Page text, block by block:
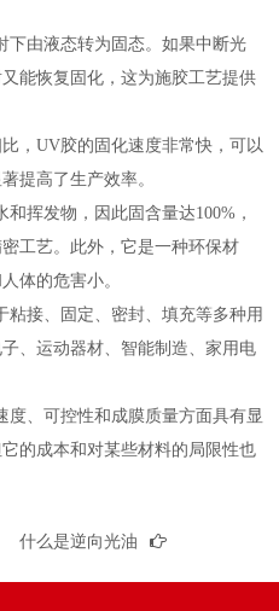
下由液态转为固态。如果中断光
能恢复固化，这为施胶工艺提供
，UV胶的固化速度非常快，可以
提高了生产效率。
和挥发物，因此固含量达100%，
工艺。此外，它是一种环保材
体的危害小。
粘接、固定、密封、填充等多种用
、运动器材、智能制造、家用电
、可控性和成膜质量方面具有显
的成本和对某些材料的局限性也
什么是逆向光油